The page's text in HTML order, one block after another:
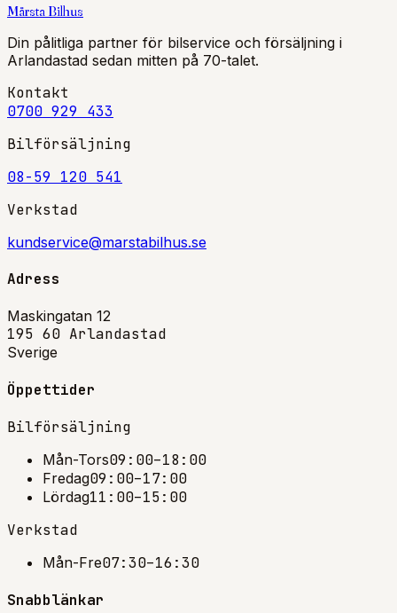
Märsta Bilhus
Din pålitliga partner för bilservice och försäljning i
Arlandastad sedan mitten på 70-talet.
Kontakt
0700 929 433
Bilförsäljning
08-59 120 541
Verkstad
kundservice@marstabilhus.se
Adress
Maskingatan 12
195 60 Arlandastad
Sverige
Öppettider
Bilförsäljning
Mån-Tors09:00–18:00
Fredag09:00–17:00
Lördag11:00–15:00
Verkstad
Mån-Fre07:30–16:30
Snabblänkar